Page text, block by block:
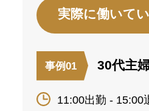
実際に働いて
事例01 30代主
11:00出勤 - 15:00